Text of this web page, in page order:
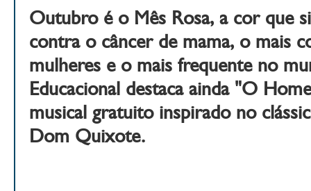
Outubro é o Mês Rosa, a cor que
contra o câncer de mama, o mais
mulheres e o mais frequente no
Educacional destaca ainda "O
musical gratuito inspirado no
Dom Quixote.